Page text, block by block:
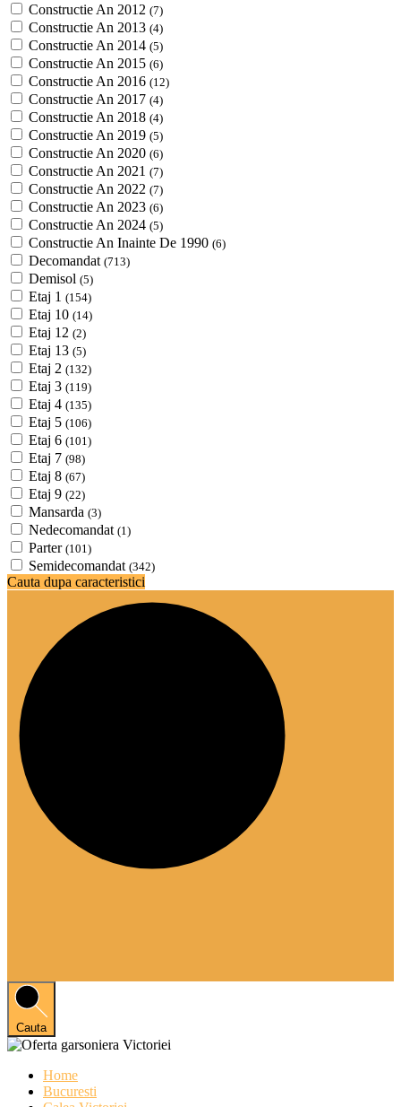
Constructie An 2012 (7)
Constructie An 2013 (4)
Constructie An 2014 (5)
Constructie An 2015 (6)
Constructie An 2016 (12)
Constructie An 2017 (4)
Constructie An 2018 (4)
Constructie An 2019 (5)
Constructie An 2020 (6)
Constructie An 2021 (7)
Constructie An 2022 (7)
Constructie An 2023 (6)
Constructie An 2024 (5)
Constructie An Inainte De 1990 (6)
Decomandat (713)
Demisol (5)
Etaj 1 (154)
Etaj 10 (14)
Etaj 12 (2)
Etaj 13 (5)
Etaj 2 (132)
Etaj 3 (119)
Etaj 4 (135)
Etaj 5 (106)
Etaj 6 (101)
Etaj 7 (98)
Etaj 8 (67)
Etaj 9 (22)
Mansarda (3)
Nedecomandat (1)
Parter (101)
Semidecomandat (342)
Cauta dupa caracteristici
Cauta
Home
Bucuresti